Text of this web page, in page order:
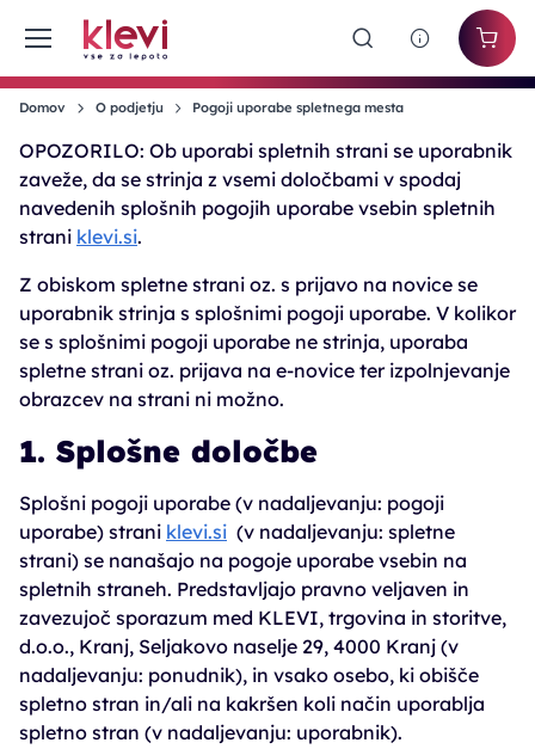
Domov O podjetju Pogoji uporabe spletnega mesta
OPOZORILO: Ob uporabi spletnih strani se uporabnik
zaveže, da se strinja z vsemi določbami v spodaj
navedenih splošnih pogojih uporabe vsebin spletnih
strani klevi.si.
Z obiskom spletne strani oz. s prijavo na novice se
uporabnik strinja s splošnimi pogoji uporabe. V kolikor
se s splošnimi pogoji uporabe ne strinja, uporaba
spletne strani oz. prijava na e-novice ter izpolnjevanje
obrazcev na strani ni možno.
1. Splošne določbe
Splošni pogoji uporabe (v nadaljevanju: pogoji
uporabe) strani klevi.si (v nadaljevanju: spletne
strani) se nanašajo na pogoje uporabe vsebin na
spletnih straneh. Predstavljajo pravno veljaven in
zavezujoč sporazum med KLEVI, trgovina in storitve,
d.o.o., Kranj, Seljakovo naselje 29, 4000 Kranj (v
nadaljevanju: ponudnik), in vsako osebo, ki obišče
spletno stran in/ali na kakršen koli način uporablja
spletno stran (v nadaljevanju: uporabnik).